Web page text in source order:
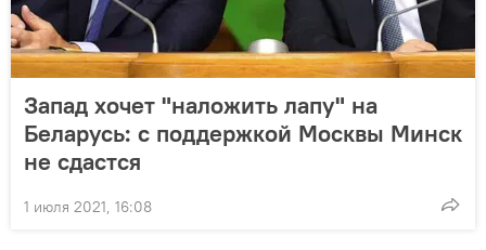
Запад хочет "наложить лапу" на
Беларусь: с поддержкой Москвы Минск
не сдастся
1 июля 2021, 16:08